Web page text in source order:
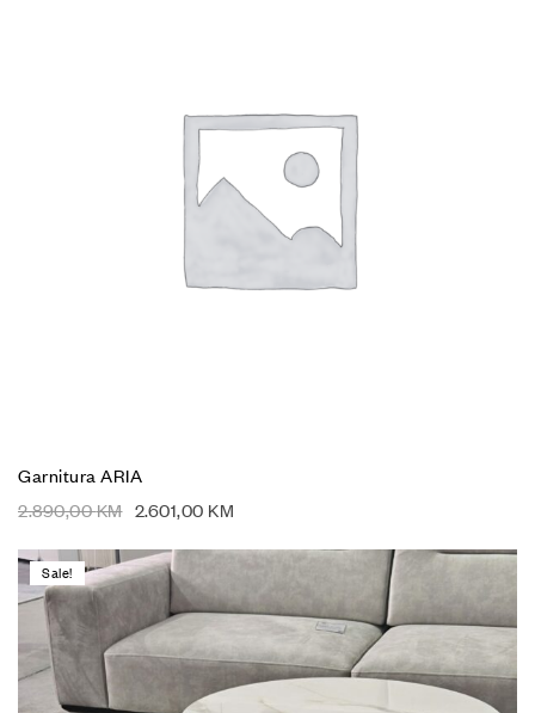
Garnitura ARIA
2.890,00KM 2.601,00 KM
Sale!